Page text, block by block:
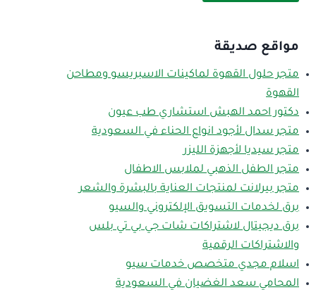
مواقع صديقة
متجر حلول القهوة لماكينات الاسبريسو ومطاحن
القهوة
دكتور احمد الهبش استشاري طب عيون
متجر سدال لأجود انواع الحناء في السعودية
متجر سيديا لأجهزة الليزر
متجر الطفل الذهبي لملابس الاطفال
متجر بيرلانت لمنتجات العناية بالبشرة والشعر
برق لخدمات التسويق الإلكتروني والسيو
برق ديجيتال لاشتراكات شات جي بي تي بلس
والاشتراكات الرقمية
اسلام مجدي متخصص خدمات سيو
المحامي سعد الغضيان في السعودية